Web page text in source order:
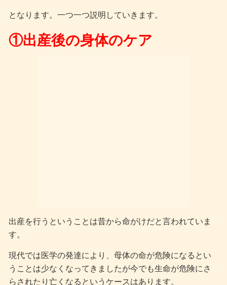
となります。一つ一つ説明していきます。
①出産後の身体のケア
出産を行うということは昔から命がけだと言われていま
す。
現代では医学の発達により、母体の命が危険になるとい
うことは少なくなってきましたが今でも生命が危険にさ
らされたり亡くなるというケースはあります。